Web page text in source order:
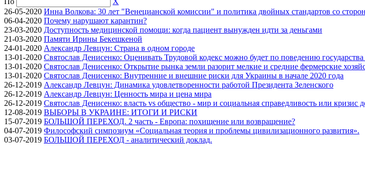
26-05-2020 Инна Волкова: 30 лет "Венецианской комиссии" и политика двойных стандартов со
06-04-2020 Почему нарушают карантин?
23-03-2020 Доступность медицинской помощи: когда пациент вынужден идти за деньгами
21-03-2020 Памяти Ирины Бекешкеной
24-01-2020 Александр Левцун: Страна в одном городе
13-01-2020 Святослав Денисенко: Оценивать Трудовой кодекс можно будет по поведению государства
13-01-2020 Святослав Денисенко: Открытие рынка земли разорит мелкие и средние фермерские
13-01-2020 Святослав Денисенко: Внутренние и внешние риски для Украины в начале 2020 года
26-12-2019 Александр Левцун: Динамика удовлетворенности работой Президента Зеленского
26-12-2019 Александр Левцун: Ценность мира и цена мира
26-12-2019 Святослав Денисенко: власть vs общество - мир и социальная справедливость или кризис
12-08-2019 ВЫБОРЫ В УКРАИНЕ: ИТОГИ И РИСКИ
15-07-2019 БОЛЬШОЙ ПЕРЕХОД. 2 часть - Европа: похищение или возвращение?
04-07-2019 Философский симпозиум «Социальная теория и проблемы цивилизационного развития».
03-07-2019 БОЛЬШОЙ ПЕРЕХОД - аналитический доклад.